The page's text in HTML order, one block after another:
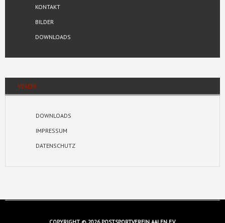
KONTAKT
BILDER
DOWNLOADS
VEREIN
DOWNLOADS
IMPRESSUM
DATENSCHUTZ